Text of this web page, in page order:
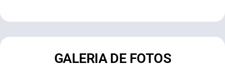
GALERIA DE FOTOS